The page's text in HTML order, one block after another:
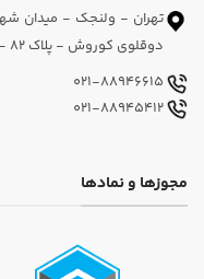
تهران - ولنجک - میدان
دوقلوی کوروش - پلاک 82 - طبقه اول - واحد 3
مجوزها و نمادها